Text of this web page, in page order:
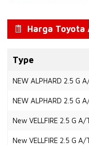
Harga Toyota
Type
NEW ALPHARD 2.5 G
NEW ALPHARD 2.5 G
New VELLFIRE 2.5 G A/
New VELLFIRE 2.5 G A/